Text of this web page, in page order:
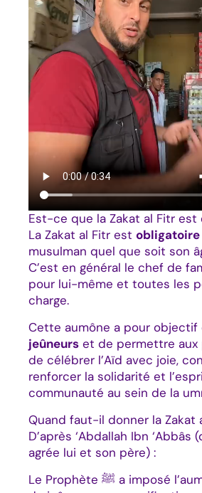
Est-ce que la Zakat al Fitr est
La Zakat al Fitr est obligatoire
musulman quel que soit son
C’est en général le chef de
pour lui-même et toutes les
charge.
Cette aumône a pour objectif
jeûneurs et de permettre aux
de célébrer l’Aïd avec joie,
renforcer la solidarité et
communauté au sein de la
Quand faut-il donner la Zakat
D’après ‘Abdallah Ibn ‘Abbâs
agrée lui et son père) :
Le Prophète ﷺ a imposé l’aumône de rupture